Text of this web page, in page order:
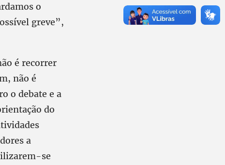
o
greve”,
é recorrer
não é
o debate e a
do
a
se